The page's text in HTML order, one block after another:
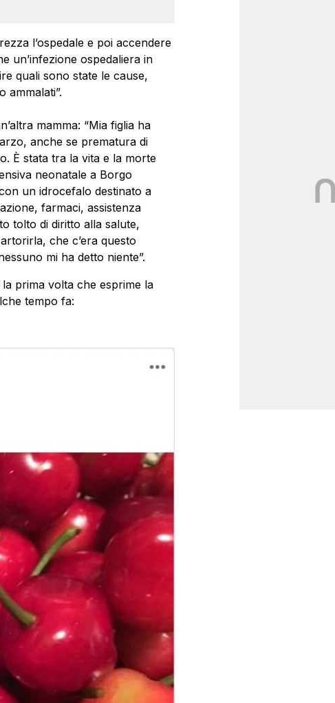
l’ospedale e poi accendere
un’infezione ospedaliera in
quali sono state le cause,
ammalati”.
mamma: “Mia figlia ha
anche se prematura di
È stata tra la vita e la morte
neonatale a Borgo
un idrocefalo destinato a
farmaci, assistenza
tolto di diritto alla salute,
che c’era questo
mi ha detto niente”.
prima volta che esprime la
tempo fa: